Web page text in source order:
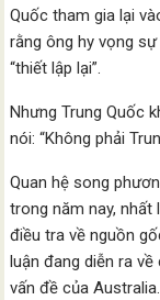
Quốc tham gia lại
rằng ông hy vọng sự
“thiết lập lại”.
Nhưng Trung Quốc
nói: “Không phải
Quan hệ song
trong năm nay,
điều tra về nguồn
luận đang diễn ra
vấn đề của Australia.